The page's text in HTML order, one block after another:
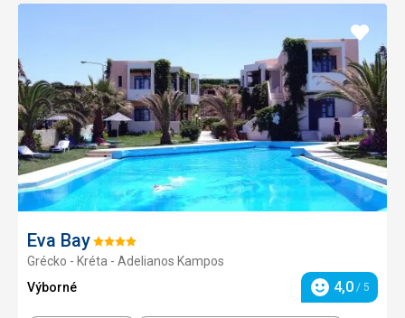
Eva BayHodnotenie:
4/5
Grécko - Kréta - Adelianos Kampos
Výborné
Hodnotenie
4,0 / 5
Pridať
do